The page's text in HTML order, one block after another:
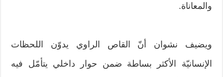
والمعاناة.
ويضيف نشوان أنّ القاص الراوي يدوّن اللحظات
الإنسانيّة الأكثر بساطة ضمن حوار داخلي يتأمّل فيه